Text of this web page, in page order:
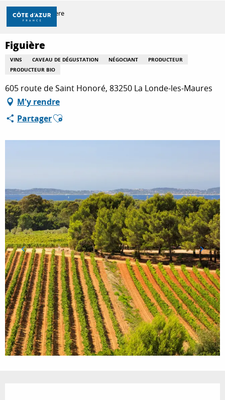
Aller
contenu
principal
DÉCOUVRIR
À FAIRE
SÉJOURNER
Accueil Figuière
Figuière
VINS CAVEAU DE DÉGUSTATION NÉGOCIANT
PRODUCTEUR
PRODUCTEUR BIO
605 route de Saint Honoré, 83250 La Londe-les-Maures
M'y rendre
PartagerAjouter aux favoris